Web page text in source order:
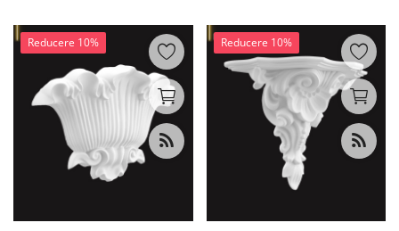
Reducere 10% Reducere 10%